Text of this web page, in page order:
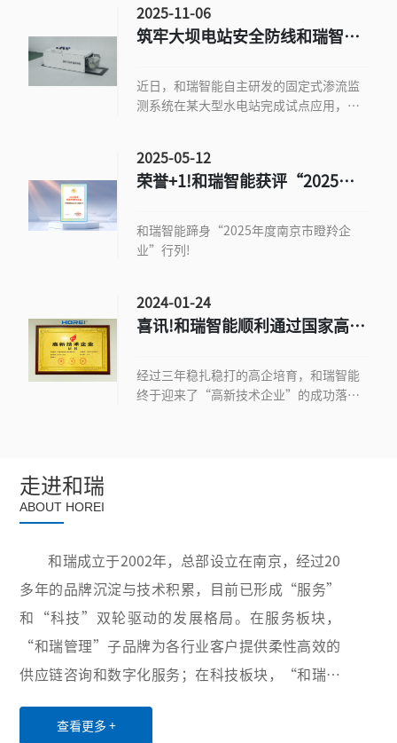
2025-11-06
筑牢大坝电站安全防线和瑞智能
近日，和瑞智能自主研发的固定式渗流监
测系统在某大型水电站完成试点应用，为
2025-05-12
荣誉+1!和瑞智能获评“2025年
和瑞智能蹄身“2025年度南京市瞪羚企
业”行列!
2024-01-24
喜讯!和瑞智能顺利通过国家高新
经过三年稳扎稳打的高企培育，和瑞智能
终于迎来了“高新技术企业”的成功落
走进和瑞
ABOUT HOREI
和瑞成立于2002年，总部设立在南京，经过20
多年的品牌沉淀与技术积累，目前已形成“服务”
和“科技”双轮驱动的发展格局。在服务板块，
“和瑞管理”子品牌为各行业客户提供柔性高效的
供应链咨询和数字化服务；在科技板块，“和瑞智
业互联网三大领域，致力于为世界各地用户提供创
查看更多 +